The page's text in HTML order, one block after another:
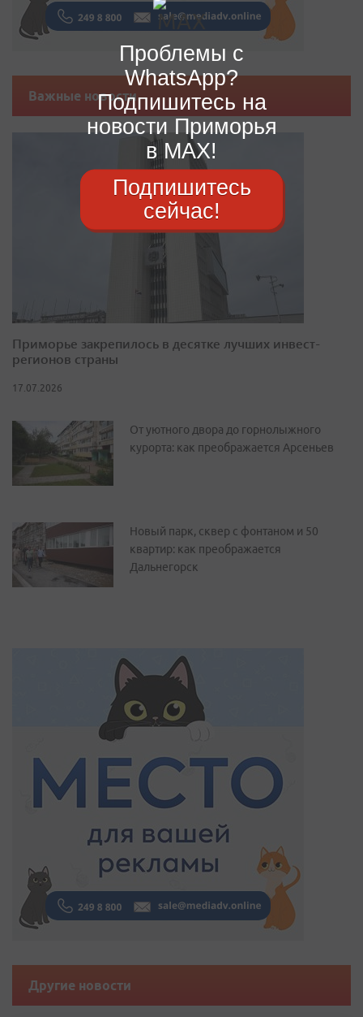
Важные новости
Приморье закрепилось в десятке лучших инвест-
регионов страны
17.07.2026
От уютного двора до горнолыжного
курорта: как преображается Арсеньев
Новый парк, сквер с фонтаном и 50
квартир: как преображается
Дальнегорск
Другие новости
Проблемы с
WhatsApp?
Подпишитесь на
новости Приморья
в MAX!
Подпишитесь
сейчас!